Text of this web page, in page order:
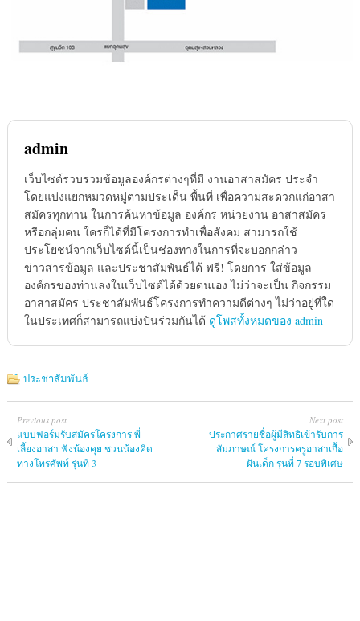
admin
เว็บไซต์รวบรวมข้อมูลองค์กรต่างๆที่มี งานอาสาสมัคร ประจำ
โดยแบ่งแยกหมวดหมู่ตามประเด็น พื้นที่ เพื่อความสะดวกแก่อาสา
สมัครทุกท่าน ในการค้นหาข้อมูล องค์กร หน่วยงาน อาสาสมัคร
หรือกลุ่มคน ใครก็ได้ที่มีโครงการทำเพื่อสังคม สามารถใช้
ประโยชน์จากเว็บไซต์นี้เป็นช่องทางในการที่จะบอกกล่าว
ข่าวสารข้อมูล และประชาสัมพันธ์ได้ ฟรี! โดยการ ใส่ข้อมูล
องค์กรของท่านลงในเว็บไซต์ได้ด้วยตนเอง ไม่ว่าจะเป็น กิจกรรม
อาสาสมัคร ประชาสัมพันธ์โครงการทำความดีต่างๆ ไม่ว่าอยู่ที่ใด
ในประเทศก็สามารถแบ่งปันร่วมกันได้ ดูโพสทั้งหมดของ admin
ประชาสัมพันธ์
Previous post
แบบฟอร์มรับสมัครโครงการ พี่
เลี้ยงอาสา ฟังน้องคุย ชวนน้องคิด
ทางโทรศัพท์ รุ่นที่ 3
Next post
ประกาศรายชื่อผู้มีสิทธิเข้ารับการ
สัมภาษณ์ โครงการครูอาสาเกื้อ
ฝันเด็ก รุ่นที่ 7 รอบพิเศษ